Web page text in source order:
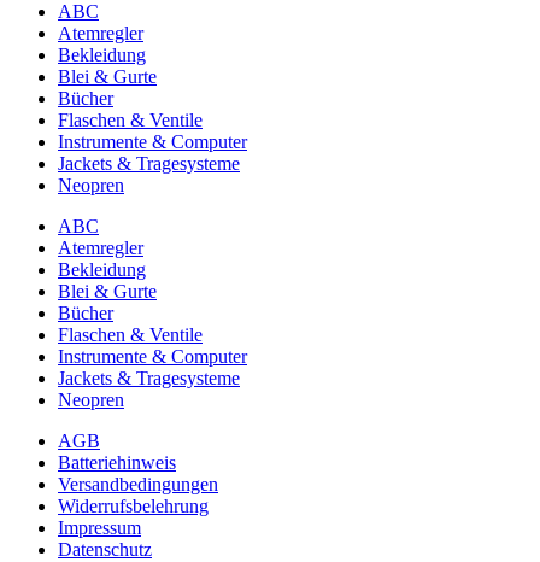
ABC
Atemregler
Bekleidung
Blei & Gurte
Bücher
Flaschen & Ventile
Instrumente & Computer
Jackets & Tragesysteme
Neopren
ABC
Atemregler
Bekleidung
Blei & Gurte
Bücher
Flaschen & Ventile
Instrumente & Computer
Jackets & Tragesysteme
Neopren
AGB
Batteriehinweis
Versandbedingungen
Widerrufsbelehrung
Impressum
Datenschutz